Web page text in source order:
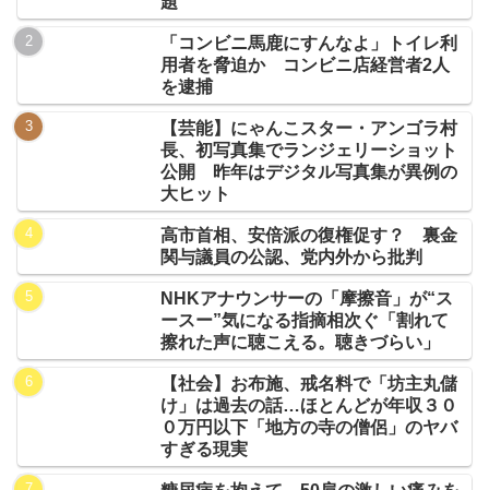
「コンビニ馬鹿にすんなよ」トイレ利
用者を脅迫か コンビニ店経営者2人
を逮捕
【芸能】にゃんこスター・アンゴラ村
長、初写真集でランジェリーショット
公開 昨年はデジタル写真集が異例の
大ヒット
高市首相、安倍派の復権促す？ 裏金
関与議員の公認、党内外から批判
NHKアナウンサーの「摩擦音」が“ス
ースー”気になる指摘相次ぐ「割れて
擦れた声に聴こえる。聴きづらい」
【社会】お布施、戒名料で「坊主丸儲
け」は過去の話…ほとんどが年収３０
０万円以下「地方の寺の僧侶」のヤバ
すぎる現実